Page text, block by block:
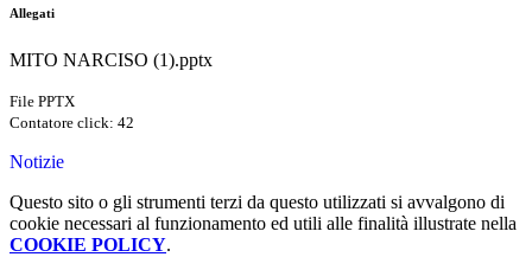
Allegati
MITO NARCISO (1).pptx
File PPTX
Contatore click: 42
Notizie
Questo sito o gli strumenti terzi da questo utilizzati si avvalgono di
cookie necessari al funzionamento ed utili alle finalità illustrate nella
COOKIE POLICY.